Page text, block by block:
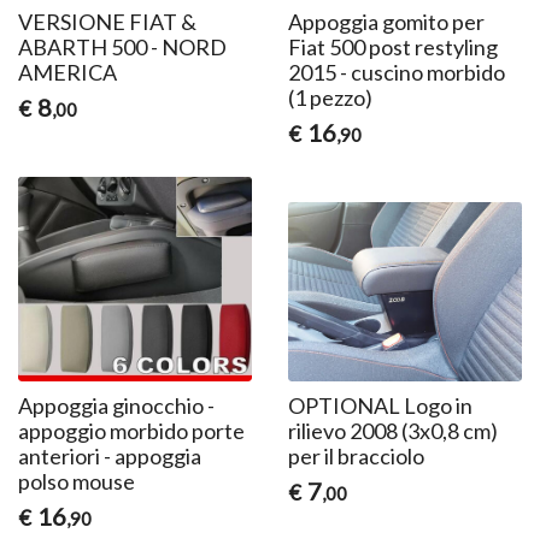
VERSIONE FIAT &
ABARTH 500 - NORD
AMERICA
€ 8,00
Appoggia gomito per
Fiat 500 post restyling
2015 - cuscino morbido
(1 pezzo)
€ 16,90
Appoggia ginocchio -
appoggio morbido porte
anteriori - appoggia
polso mouse
€ 16,90
OPTIONAL Logo in
rilievo 2008 (3x0,8 cm)
per il bracciolo
€ 7,00